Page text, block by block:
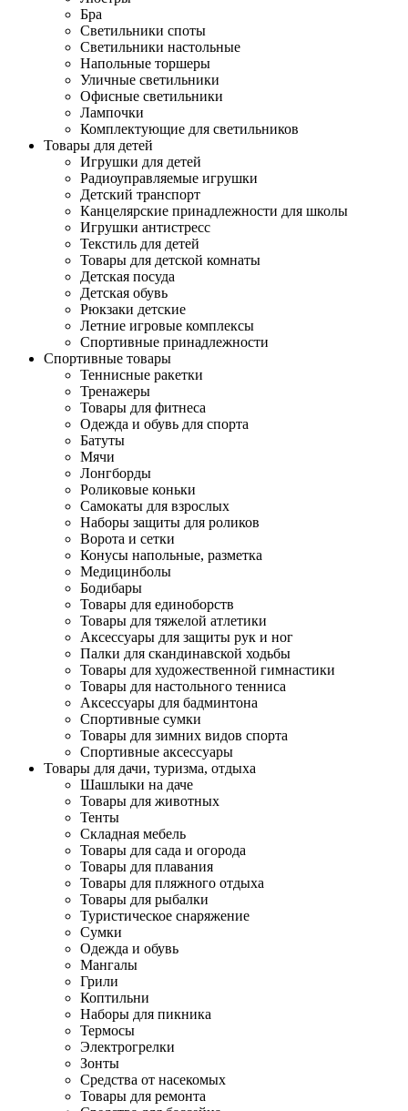
Бра
Светильники споты
Светильники настольные
Напольные торшеры
Уличные светильники
Офисные светильники
Лампочки
Комплектующие для светильников
Товары для детей
Игрушки для детей
Радиоуправляемые игрушки
Детский транспорт
Канцелярские принадлежности для школы
Игрушки антистресс
Текстиль для детей
Товары для детской комнаты
Детская посуда
Детская обувь
Рюкзаки детские
Летние игровые комплексы
Спортивные принадлежности
Спортивные товары
Теннисные ракетки
Тренажеры
Товары для фитнеса
Одежда и обувь для спорта
Батуты
Мячи
Лонгборды
Роликовые коньки
Самокаты для взрослых
Наборы защиты для роликов
Ворота и сетки
Конусы напольные, разметка
Медицинболы
Бодибары
Товары для единоборств
Товары для тяжелой атлетики
Аксессуары для защиты рук и ног
Палки для скандинавской ходьбы
Товары для художественной гимнастики
Товары для настольного тенниса
Аксессуары для бадминтона
Спортивные сумки
Товары для зимних видов спорта
Спортивные аксессуары
Товары для дачи, туризма, отдыха
Шашлыки на даче
Товары для животных
Тенты
Складная мебель
Товары для сада и огорода
Товары для плавания
Товары для пляжного отдыха
Товары для рыбалки
Туристическое снаряжение
Сумки
Одежда и обувь
Мангалы
Грили
Коптильни
Наборы для пикника
Термосы
Электрогрелки
Зонты
Средства от насекомых
Товары для ремонта